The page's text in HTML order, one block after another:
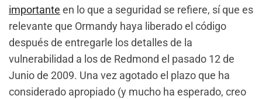
importante en lo que a seguridad se refiere, sí que es
relevante que Ormandy haya liberado el código
después de entregarle los detalles de la
vulnerabilidad a los de Redmond el pasado 12 de
Junio de 2009. Una vez agotado el plazo que ha
considerado apropiado (y mucho ha esperado, creo